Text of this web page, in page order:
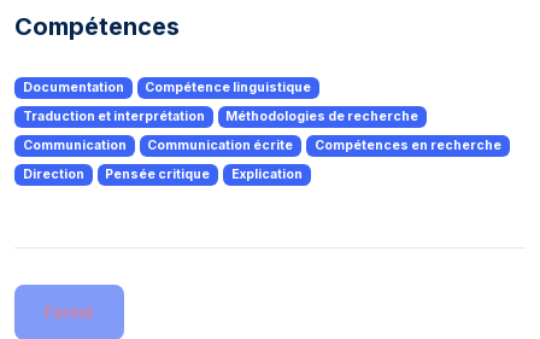
Compétences
Documentation
Compétence linguistique
Traduction et interprétation
Méthodologies de recherche
Communication
Communication écrite
Compétences en recherche
Direction
Pensée critique Explication
Fermé